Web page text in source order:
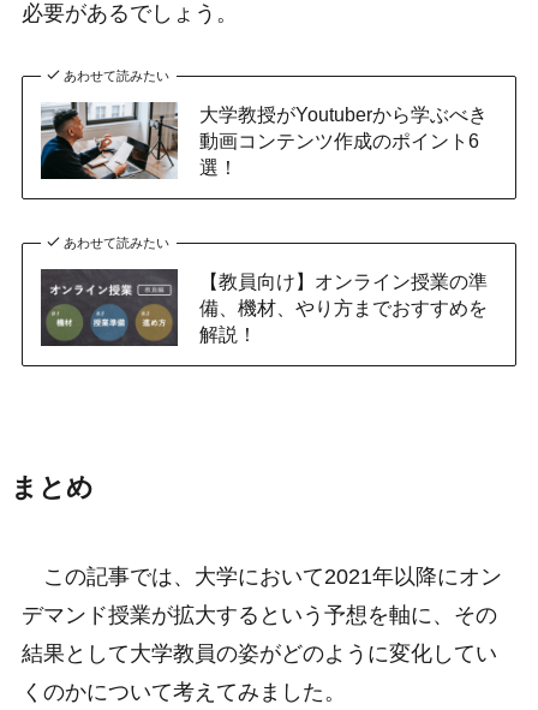
必要があるでしょう。
あわせて読みたい
大学教授がYoutuberから学ぶべき
動画コンテンツ作成のポイント6
選！
あわせて読みたい
【教員向け】オンライン授業の準
備、機材、やり方までおすすめを
解説！
まとめ
この記事では、大学において2021年以降にオン
デマンド授業が拡大するという予想を軸に、その
結果として大学教員の姿がどのように変化してい
くのかについて考えてみました。